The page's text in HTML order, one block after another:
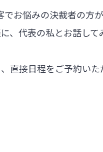
お悩みの決裁者の方
、代表の私とお話して
直接日程をご予約いた